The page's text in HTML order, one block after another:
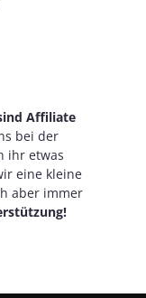
Affiliate
bei der
ihr etwas
eine kleine
aber immer